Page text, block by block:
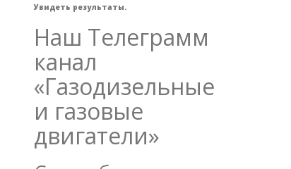
Увидеть результаты.
Наш Телеграмм
канал
«Газодизельные
и газовые
двигатели»